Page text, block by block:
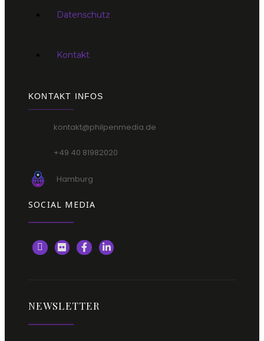
Datenschutz
Kontakt
KONTAKT INFOS
kontakt@philpenmedia.de
+49 40 81982020
Hamburg
SOCIAL MEDIA
NEWSLETTER